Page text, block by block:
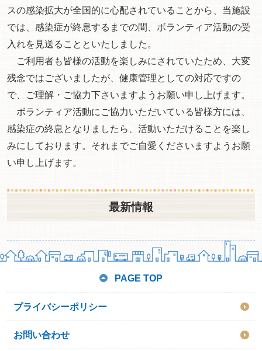
スの感染拡大が全国的に心配されていることから、当施設
では、感染症が終息するまでの間、ボランティア活動の受
入れを見送ることといたしました。
ご利用者も皆様の活動を楽しみにされていたため、大変
残念ではございましたが、健康管理としての対応ですの
で、ご理解・ご協力下さいますようお願い申し上げます。
ボランティア活動にご協力いただいている皆様方には、
感染症の終息となりましたら、活動いただけることを楽し
みにしております。それまでご自愛くださいますようお願
い申し上げます。
最新情報
PAGE TOP
プライバシーポリシー
お問い合わせ